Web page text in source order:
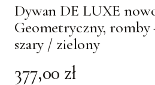
Dywan DE LUXE
Geometryczny,
szary / zielony
377,00 zł